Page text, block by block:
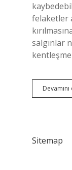
felaketler
salgınlar
Sitemap